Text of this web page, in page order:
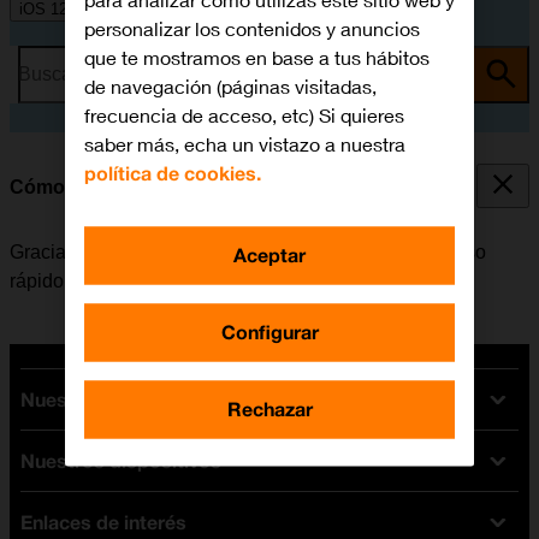
iOS 12.0
Busca por problema o tema
Cómo utilizar el Centro de Control
Gracias al Centro de Control es posible tener un acceso
rápido a determinadas funciones del móvil.
Nuestras tarifas
Tarifas Orange
Tarifas fibra y móvil
Nuestros dispositivos
Ofertas en móviles
Enlaces de interés
personalizar los contenidos y anuncios
que te mostramos en base a tus hábitos
de navegación (páginas visitadas,
frecuencia de acceso, etc) Si quieres
saber más, echa un vistazo a nuestra
política de cookies.
Configurar
Rechazar
Aceptar